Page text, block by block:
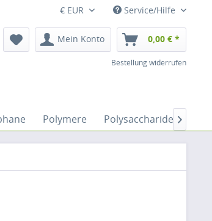
€ EUR Service/Hilfe
Mein Konto 0,00 € *
Bestellung widerrufen
Polymere Polysaccharide 